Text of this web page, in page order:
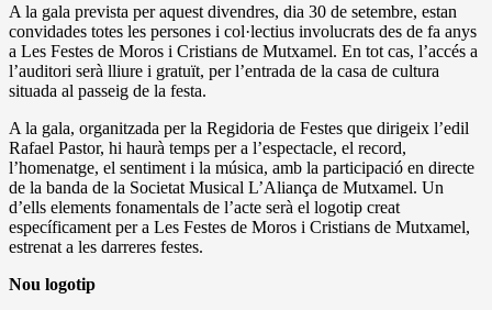
A la gala prevista per aquest divendres, dia 30 de setembre, estan
convidades totes les persones i col·lectius involucrats des de fa anys
a Les Festes de Moros i Cristians de Mutxamel. En tot cas, l’accés a
l’auditori serà lliure i gratuït, per l’entrada de la casa de cultura
situada al passeig de la festa.
A la gala, organitzada per la Regidoria de Festes que dirigeix ​​l’edil
Rafael Pastor, hi haurà temps per a l’espectacle, el record,
l’homenatge, el sentiment i la música, amb la participació en directe
de la banda de la Societat Musical L’Aliança de Mutxamel. Un
d’ells elements fonamentals de l’acte serà el logotip creat
específicament per a Les Festes de Moros i Cristians de Mutxamel,
estrenat a les darreres festes.
Nou logotip